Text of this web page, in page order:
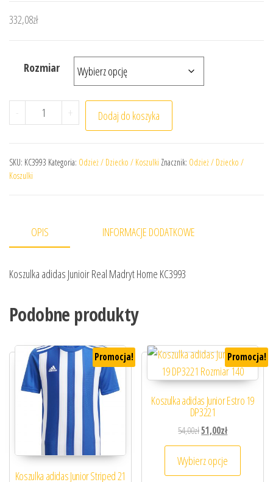
332,08zł
Rozmiar
- ilość Koszulka adidas Junioir Real Madryt Home KC3993
+ Dodaj do koszyka
SKU: KC3993 Kategoria: Odzież / Dziecko / Koszulki Znacznik: Odzież / Dziecko /
Koszulki
OPIS INFORMACJE DODATKOWE
Koszulka adidas Junioir Real Madryt Home KC3993
Podobne produkty
Promocja!
Koszulka adidas Junior Striped 21
Promocja!
Koszulka adidas Junior Estro 19
DP3221
54,00złPierwotna cena
51,00złAktualna cena
Wybierz opcje
Ten